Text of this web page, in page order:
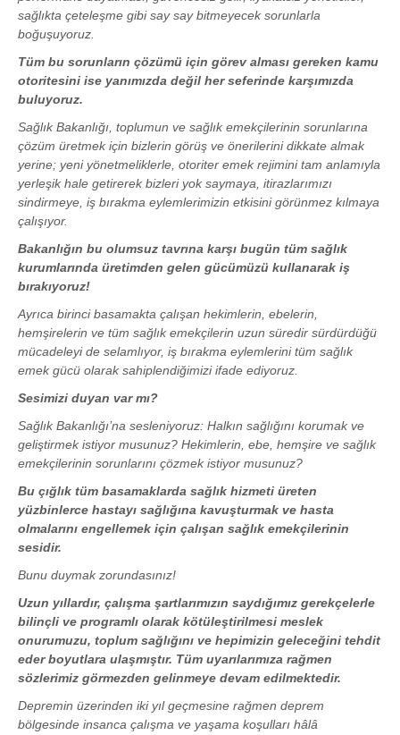
sağlıkta çeteleşme gibi say say bitmeyecek sorunlarla
boğuşuyoruz.
Tüm bu sorunların çözümü için görev alması gereken kamu
otoritesini ise yanımızda değil her seferinde karşımızda
buluyoruz.
Sağlık Bakanlığı, toplumun ve sağlık emekçilerinin sorunlarına
çözüm üretmek için bizlerin görüş ve önerilerini dikkate almak
yerine; yeni yönetmeliklerle, otoriter emek rejimini tam anlamıyla
yerleşik hale getirerek bizleri yok saymaya, itirazlarımızı
sindirmeye, iş bırakma eylemlerimizin etkisini görünmez kılmaya
çalışıyor.
Bakanlığın bu olumsuz tavrına karşı bugün tüm sağlık
kurumlarında üretimden gelen gücümüzü kullanarak iş
bırakıyoruz!
Ayrıca birinci basamakta çalışan hekimlerin, ebelerin,
hemşirelerin ve tüm sağlık emekçilerin uzun süredir sürdürdüğü
mücadeleyi de selamlıyor, iş bırakma eylemlerini tüm sağlık
emek gücü olarak sahiplendiğimizi ifade ediyoruz.
Sesimizi duyan var mı?
Sağlık Bakanlığı’na sesleniyoruz: Halkın sağlığını korumak ve
geliştirmek istiyor musunuz? Hekimlerin, ebe, hemşire ve sağlık
emekçilerinin sorunlarını çözmek istiyor musunuz?
Bu çığlık tüm basamaklarda sağlık hizmeti üreten
yüzbinlerce hastayı sağlığına kavuşturmak ve hasta
olmalarını engellemek için çalışan sağlık emekçilerinin
sesidir.
Bunu duymak zorundasınız!
Uzun yıllardır, çalışma şartlarımızın saydığımız gerekçelerle
bilinçli ve programlı olarak kötüleştirilmesi meslek
onurumuzu, toplum sağlığını ve hepimizin geleceğini tehdit
eder boyutlara ulaşmıştır. Tüm uyarılarımıza rağmen
sözlerimiz görmezden gelinmeye devam edilmektedir.
Depremin üzerinden iki yıl geçmesine rağmen deprem
bölgesinde insanca çalışma ve yaşama koşulları hâlâ